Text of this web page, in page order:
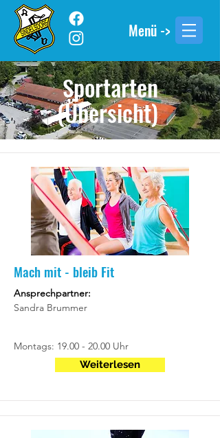
Menü ->
Sportarten
(Übersicht)
Mach mit - bleib Fit
Ansprechpartner:
Sandra Brummer
Montags: 19.00 - 20.00 Uhr
Weiterlesen